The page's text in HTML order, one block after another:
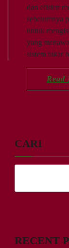
dan efisien
sebelumnya
untuk
yang
sistem tukar
Read
CARI
RECENT